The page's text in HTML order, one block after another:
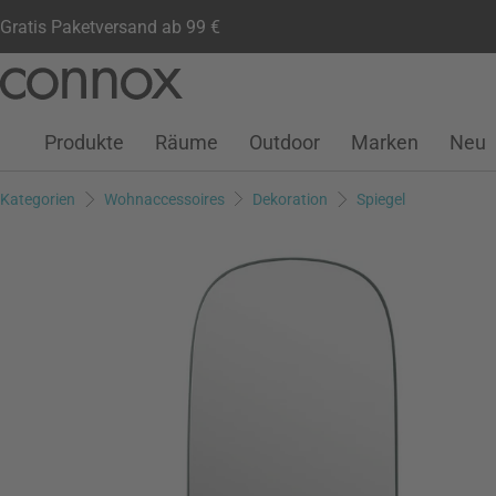
Gratis Paketversand ab 99 €
Seiteninhalt
Suchfeld
Kundenkonto
Wunschliste
Warenkorb
Produkte Räume Outdoor Marken Neu
Kategorien Wohnaccessoires Dekoration Spiegel